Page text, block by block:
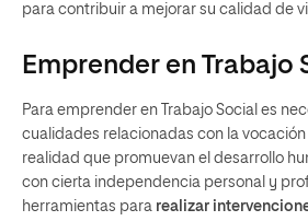
para contribuir a mejorar su calidad de
Emprender en Trabajo
Para emprender en Trabajo Social es
cualidades relacionadas con la
realidad que promuevan el desarrollo
con cierta independencia personal y
herramientas para realizar